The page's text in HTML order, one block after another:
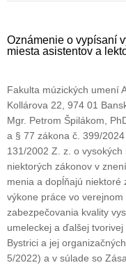
Oznámenie o vypísaní
miesta asistentov a
Fakulta múzických umení
Kollárova 22, 974 01
Mgr. Petrom Špilákom,
a § 77 zákona č. 399/
131/2002 Z. z. o
niektorých zákonov v
menia a dopĺňajú niektoré
výkone práce vo
zabezpečovania kvality
umeleckej a ďalšej
Bystrici a jej
5/2022) a v súlade so